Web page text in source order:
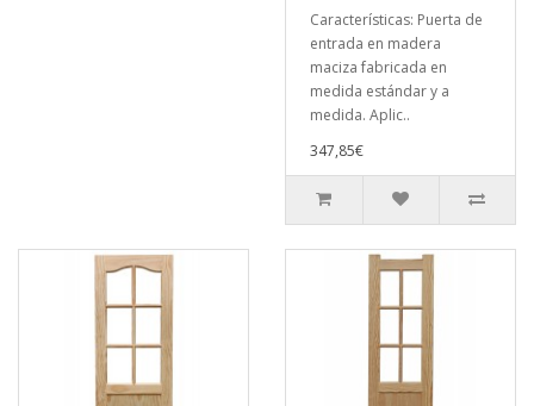
Características: Puerta de
entrada en madera
maciza fabricada en
medida estándar y a
medida. Aplic..
347,85€